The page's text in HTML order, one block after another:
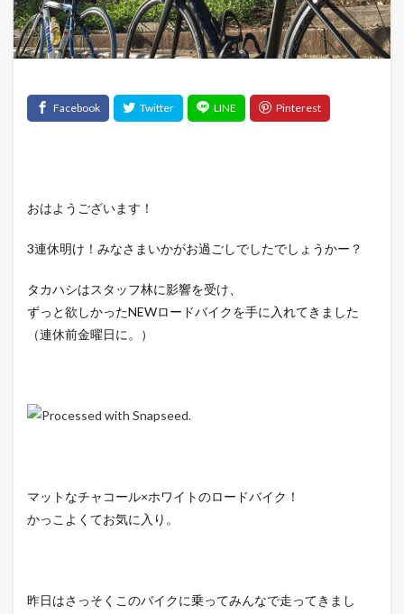
おはようございます！
3連休明け！みなさまいかがお過ごしでしたでしょうかー？
タカハシはスタッフ林に影響を受け、
ずっと欲しかったNEWロードバイクを手に入れてきました
（連休前金曜日に。）
マットなチャコール×ホワイトのロードバイク！
かっこよくてお気に入り。
昨日はさっそくこのバイクに乗ってみんなで走ってきまし